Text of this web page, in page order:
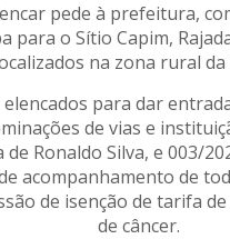
pede à prefeitura,
o Sítio Capim,
na zona rural da
para dar
de vias e
Ronaldo Silva, e 003/
acompanhamento de
de isenção de tarifa
de câncer.